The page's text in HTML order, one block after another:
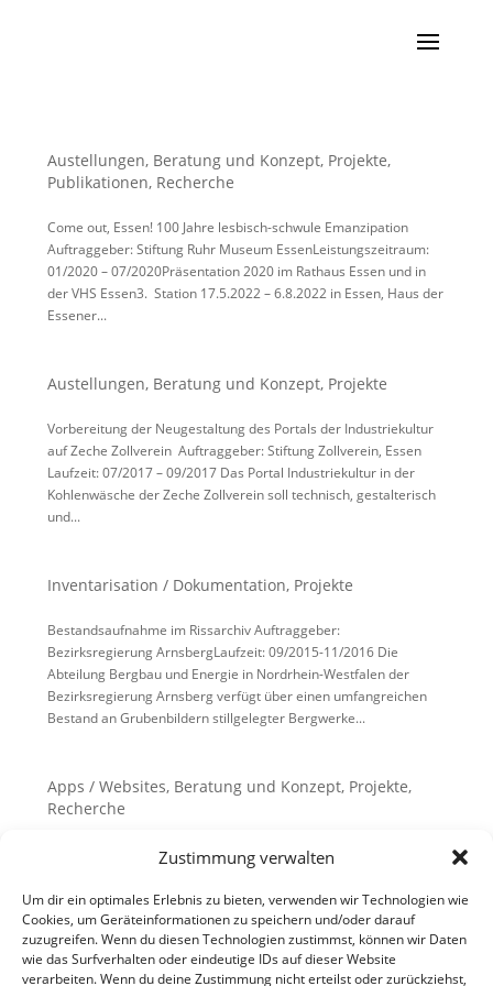
Zustimmung verwalten
Um dir ein optimales Erlebnis zu bieten, verwenden wir Technologien wie
Cookies, um Geräteinformationen zu speichern und/oder darauf
zuzugreifen. Wenn du diesen Technologien zustimmst, können wir Daten
wie das Surfverhalten oder eindeutige IDs auf dieser Website
verarbeiten. Wenn du deine Zustimmung nicht erteilst oder zurückziehst,
Austellungen, Beratung und Konzept, Projekte,
Publikationen, Recherche
Come out, Essen! 100 Jahre lesbisch-schwule Emanzipation
Auftraggeber: Stiftung Ruhr Museum EssenLeistungszeitraum:
01/2020 – 07/2020Präsentation 2020 im Rathaus Essen und in
der VHS Essen3. Station 17.5.2022 – 6.8.2022 in Essen, Haus der
Essener...
Austellungen, Beratung und Konzept, Projekte
Vorbereitung der Neugestaltung des Portals der Industriekultur
auf Zeche Zollverein Auftraggeber: Stiftung Zollverein, Essen
Laufzeit: 07/2017 – 09/2017 Das Portal Industriekultur in der
Kohlenwäsche der Zeche Zollverein soll technisch, gestalterisch
und...
Inventarisation / Dokumentation, Projekte
Bestandsaufnahme im Rissarchiv Auftraggeber:
Bezirksregierung ArnsbergLaufzeit: 09/2015-11/2016 Die
Abteilung Bergbau und Energie in Nordrhein-Westfalen der
Bezirksregierung Arnsberg verfügt über einen umfangreichen
Bestand an Grubenbildern stillgelegter Bergwerke...
Apps / Websites, Beratung und Konzept, Projekte,
Recherche
Themenroute “Wasser: Werke, Türme und Turbinen” (Route der
EssenFreischaltung: 01/2016 UNESCO-Welterbe Zeche Zollverein
Schacht XII (Foto: RIK/Guntram Walter) Mit der rasanten
industriellen...